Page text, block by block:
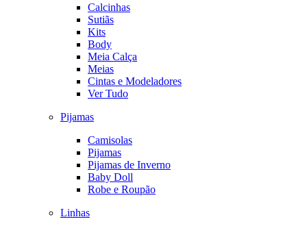
Calcinhas
Sutiãs
Kits
Body
Meia Calça
Meias
Cintas e Modeladores
Ver Tudo
Pijamas
Camisolas
Pijamas
Pijamas de Inverno
Baby Doll
Robe e Roupão
Linhas